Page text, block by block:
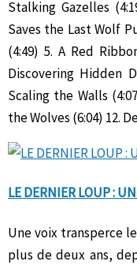
Stalking Gazelles
Saves the Last Wolf
(4:49) 5. A Red
Discovering Hidden
Scaling the Walls
the Wolves (6:04) 12.
LE DERNIER LOUP :
Une voix transperce
plus de deux ans,